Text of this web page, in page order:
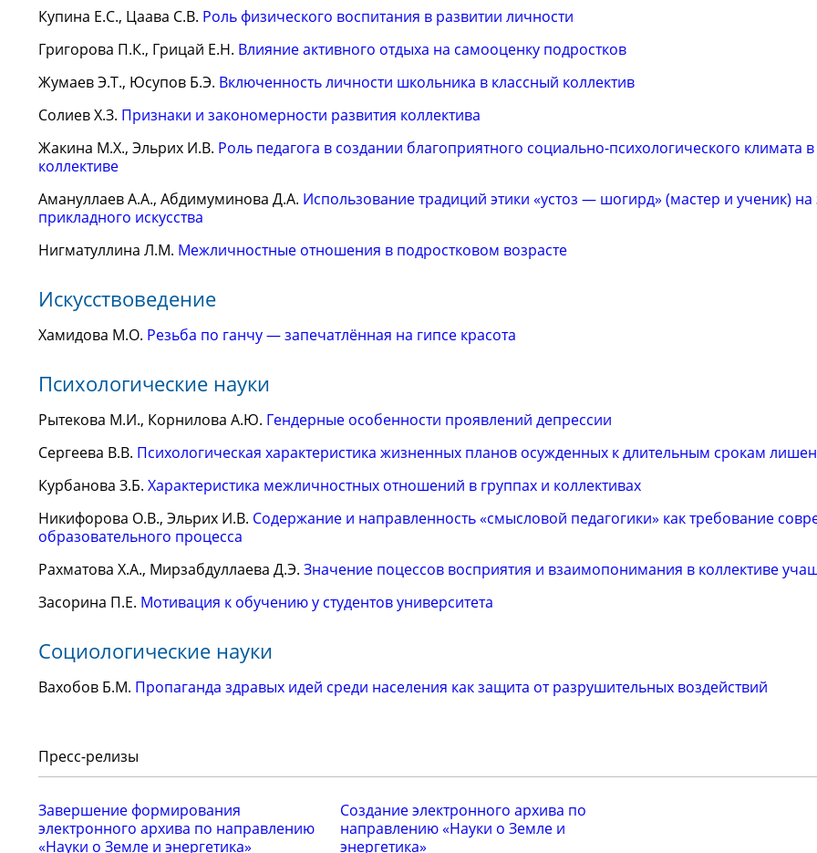
Купина Е.С., Цаава С.В. Роль физического воспитания в развитии личности
Григорова П.К., Грицай Е.Н. Влияние активного отдыха на самооценку подростков
Жумаев Э.Т., Юсупов Б.Э. Включенность личности школьника в классный коллектив
Солиев Х.З. Признаки и закономерности развития коллектива
Жакина М.Х., Эльрих И.В. Роль педагога в создании благоприятного социально-психологического климата
коллективе
Амануллаев А.А., Абдимуминова Д.А. Использование традиций этики «устоз — шогирд» (мастер и ученик) на
прикладного искусства
Нигматуллина Л.М. Межличностные отношения в подростковом возрасте
Искусствоведение
Хамидова М.О. Резьба по ганчу — запечатлённая на гипсе красота
Психологические науки
Рытекова М.И., Корнилова А.Ю. Гендерные особенности проявлений депрессии
Сергеева В.В. Психологическая характеристика жизненных планов осужденных к длительным срокам
Курбанова З.Б. Характеристика межличностных отношений в группах и коллективах
Никифорова О.В., Эльрих И.В. Содержание и направленность «смысловой педагогики» как требование
образовательного процесса
Рахматова Х.А., Мирзабдуллаева Д.Э. Значение поцессов восприятия и взаимопонимания в коллективе
Засорина П.Е. Мотивация к обучению у студентов университета
Социологические науки
Вахобов Б.М. Пропаганда здравых идей среди населения как защита от разрушительных воздействий
Пресс-релизы
Завершение формирования
электронного архива по направлению
«Науки о Земле и энергетика»
Создание электронного архива по
направлению «Науки о Земле и
энергетика»